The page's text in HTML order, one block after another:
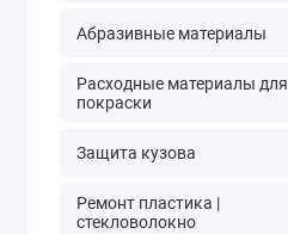
Абразивные материалы
Расходные материалы для
покраски
Защита кузова
Ремонт пластика |
стекловолокно